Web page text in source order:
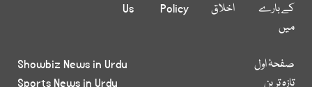
کے بارے
میں
اخلاق
Policy
Us
صفحۂ اول
تازہ ترین
Showbiz News in Urdu
Sports News in Urdu